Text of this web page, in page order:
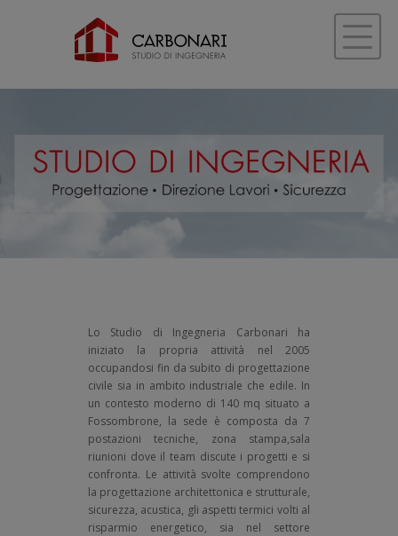
Lo Studio di Ingegneria Carbonari ha
iniziato la propria attività nel 2005
occupandosi fin da subito di progettazione
civile sia in ambito industriale che edile. In
un contesto moderno di 140 mq situato a
Fossombrone, la sede è composta da 7
postazioni tecniche, zona stampa,sala
riunioni dove il team discute i progetti e si
confronta. Le attività svolte comprendono
la progettazione architettonica e strutturale,
sicurezza, acustica, gli aspetti termici volti al
risparmio energetico, sia nel settore